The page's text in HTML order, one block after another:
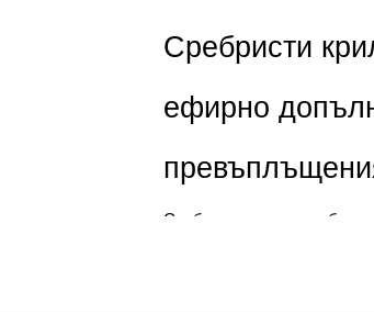
Сребристи
ефирно
Сребристите крила с